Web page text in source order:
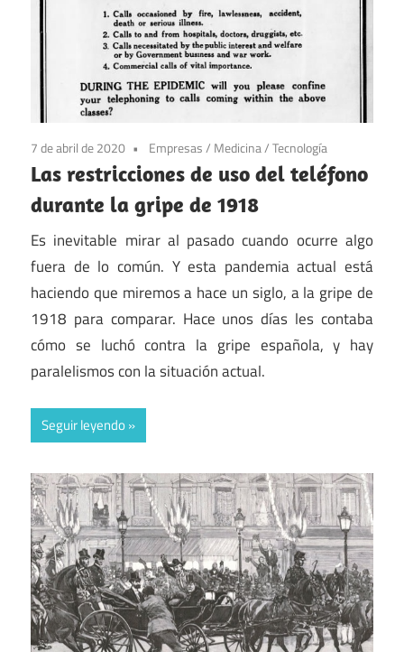
7 de abril de 2020 Empresas/ Medicina/Tecnología
Las restricciones de uso del teléfono
durante la gripe de 1918
Es inevitable mirar al pasado cuando ocurre algo
fuera de lo común. Y esta pandemia actual está
haciendo que miremos a hace un siglo, a la gripe de
1918 para comparar. Hace unos días les contaba
cómo se luchó contra la gripe española, y hay
paralelismos con la situación actual.
Seguir leyendo